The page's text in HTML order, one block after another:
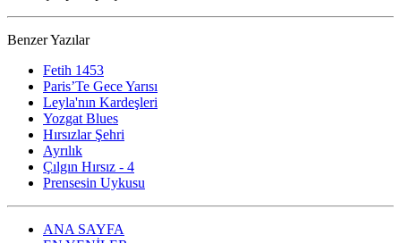
Benzer Yazılar
Fetih 1453
Paris’Te Gece Yarısı
Leyla'nın Kardeşleri
Yozgat Blues
Hırsızlar Şehri
Ayrılık
Çılgın Hırsız - 4
Prensesin Uykusu
ANA SAYFA